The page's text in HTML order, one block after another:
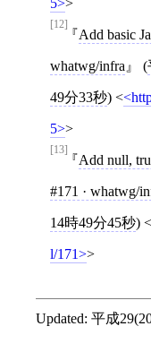
[12]
Add basic
whatwg/infra (
49分33秒) <
5 >
[13]
Add null,
#171 · whatwg/
14時49分45秒) <
l/171 >
Updated: 平成